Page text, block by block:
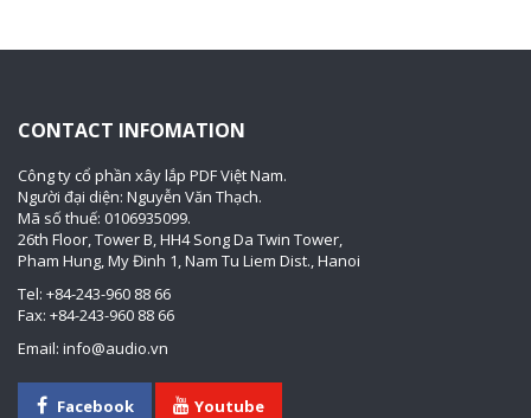
CONTACT INFOMATION
Công ty cổ phần xây lắp PDF Việt Nam.
Người đại diện: Nguyễn Văn Thạch.
Mã số thuế: 0106935099.
26th Floor, Tower B, HH4 Song Da Twin Tower,
Pham Hung, My Đinh 1, Nam Tu Liem Dist., Hanoi
Tel: +84-243-960 88 66
Fax: +84-243-960 88 66
Email: info@audio.vn
Facebook Youtube